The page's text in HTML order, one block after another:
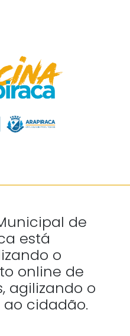
de
está
o
online de
agilizando o
cidadão.